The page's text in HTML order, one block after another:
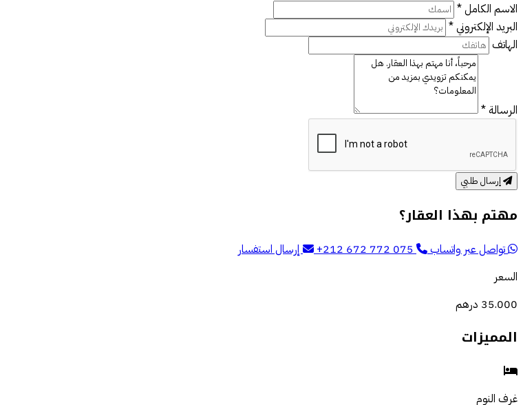
الاسم الكامل *
البريد الإلكتروني *
الهاتف
الرسالة *
إرسال طلبي
مهتم بهذا العقار؟
تواصل عبر واتساب +212 672 772 075
إرسال استفسار
السعر
35.000 درهم
المميزات
غرف النوم